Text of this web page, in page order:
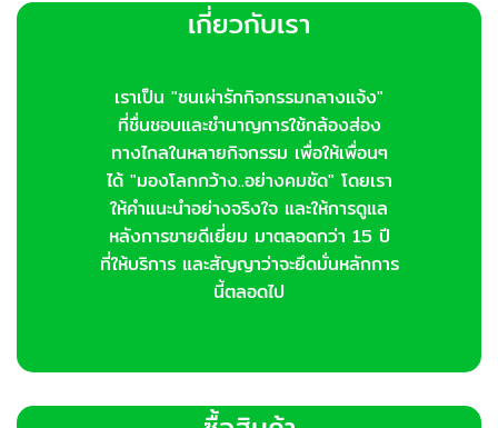
เกี่ยวกับเรา
เราเป็น "ชนเผ่ารักกิจกรรมกลางแจ้ง"
ที่ชื่นชอบและชำนาญการใช้กล้องส่อง
ทางไกลในหลายกิจกรรม เพื่อให้เพื่อนๆ
ได้ "มองโลกกว้าง..อย่างคมชัด" โดยเรา
ให้คำแนะนำอย่างจริงใจ และให้การดูแล
หลังการขายดีเยี่ยม มาตลอดกว่า 15 ปี
ที่ให้บริการ และสัญญาว่าจะยึดมั่นหลักการ
นี้ตลอดไป